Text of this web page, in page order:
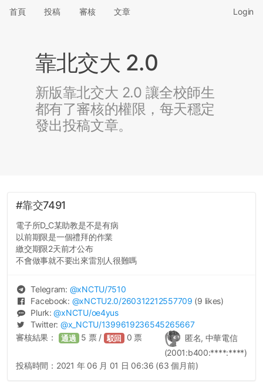
首頁 投稿 審核 文章 Login
靠北交大 2.0
新版靠北交大 2.0 讓全校師生
都有了審核的權限，每天穩定
發出投稿文章。
#靠交7491
電子所D_C某助教是不是有病
以前期限是一個禮拜的作業
繳交期限2天前才公布
不會做事就不要出來雷別人很難嗎
Telegram: @xNCTU/7510
Facebook: @xNCTU2.0/260312212557709 (9 likes)
Plurk:@xNCTU/oe4yus
Twitter: @x_NCTU/1399619236545265667
匿名, 中華電信
(2001:b400:****:****)
審核結果： 通過 5 票 / 駁回 0 票
投稿時間： 2021 年 06 月 01 日 06:36 (63 個月前)